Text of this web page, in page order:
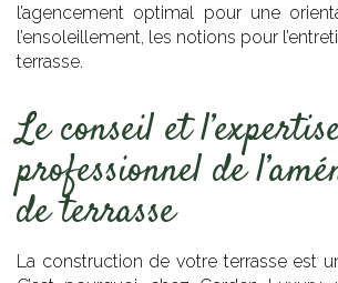
l’agencement optimal pour une
l’ensoleillement, les notions pour
terrasse.
Le conseil et
professionnel de
de terrasse
La construction de votre terrasse est